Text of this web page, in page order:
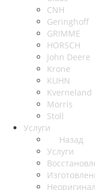
CNH
Geringhoff
GRIMME
HORSCH
John Deere
Krone
KUHN
Kverneland
Morris
Stoll
Услуги
Назад
Услуги